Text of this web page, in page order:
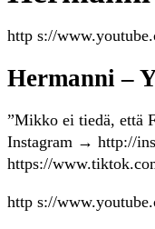
http s://
Hermanni –
”Mikko ei tiedä, että
Instagram → http://
https://
http s://